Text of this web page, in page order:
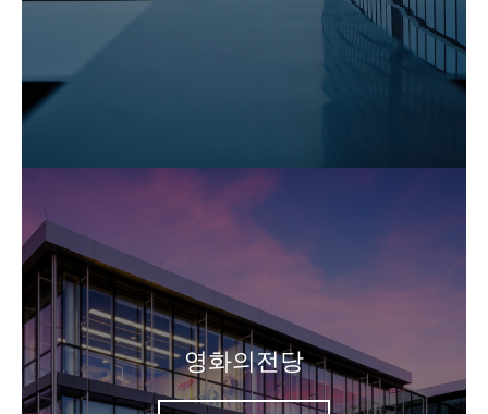
영화의전당